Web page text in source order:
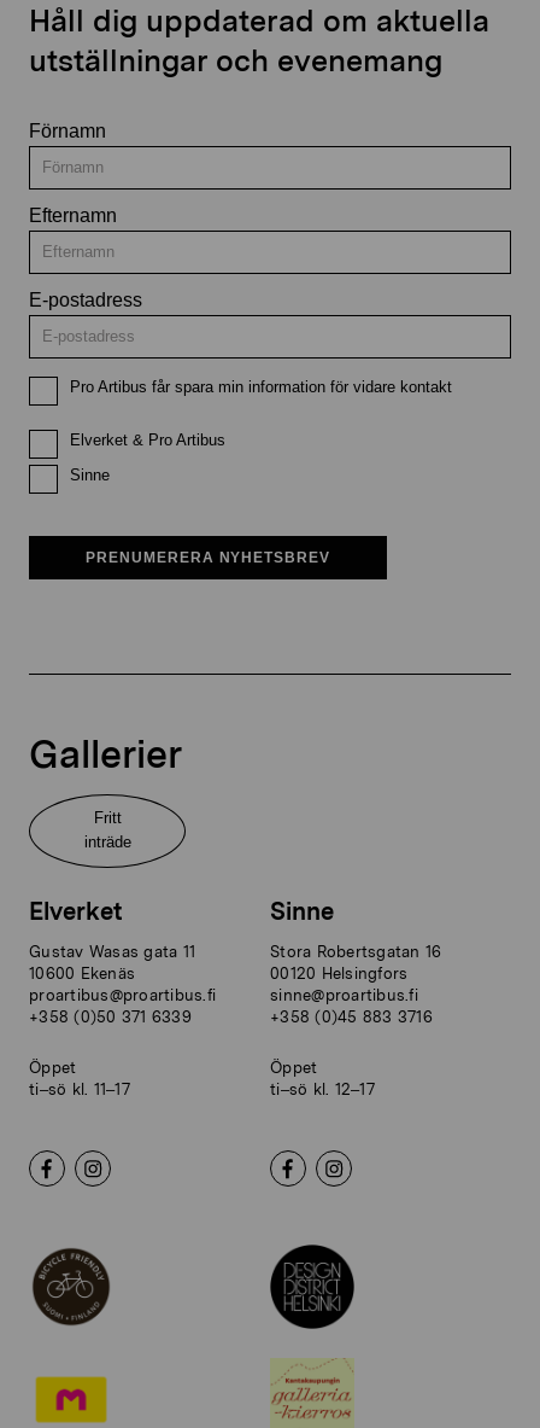
Håll dig uppdaterad om aktuella
utställningar och evenemang
Förnamn
Efternamn
E-postadress
Pro Artibus får spara min information för vidare kontakt
Elverket & Pro Artibus
Sinne
PRENUMERERA NYHETSBREV
Gallerier
Fritt
inträde
Elverket
Gustav Wasas gata 11
10600 Ekenäs
proartibus@proartibus.fi
+358 (0)50 371 6339
Öppet
ti–sö kl. 11–17
Sinne
Stora Robertsgatan 16
00120 Helsingfors
sinne@proartibus.fi
+358 (0)45 883 3716
Öppet
ti–sö kl. 12–17